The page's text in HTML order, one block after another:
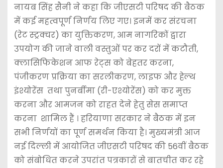
नायब सिंह सैनी ने कहा कि जीएसटी परिषद की बैठक
में कई महत्वपूर्ण निर्णय लिए गए। इनमें कर संरचना
(रेट स्ट्रक्चर) का युक्तिकरण, आम नागरिकों द्वारा
उपयोग की जाने वाली वस्तुओं पर कर दरों में कटौती,
क्लासिफिकेशन आफ रेट्स को बेहतर करना,
पंजीकरण प्रक्रिया का सरलीकरण, लाइफ और हेल्थ
इंश्योरेंस तथा पुनर्बीमा (री-एश्योरेंस) को कर मुक्त
करना और आमजन को राहत देने हेतु सेस समाप्त
करना शामिल हैं । हरियाणा सरकार ने बैठक में इन
सभी निर्णयों का पूर्ण समर्थन किया है। मुख्यमंत्री आज
नई दिल्ली में आयोजित जीएसटी परिषद की 56वीं बैठक
को संबोधित करने उपरांत पत्रकारों से बातचीत कर रहे